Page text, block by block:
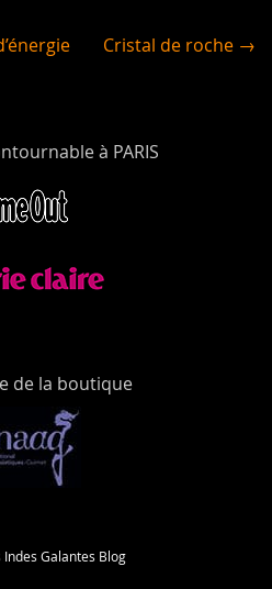
Cristal de roche →
à PARIS
de la boutique
Galantes Blog